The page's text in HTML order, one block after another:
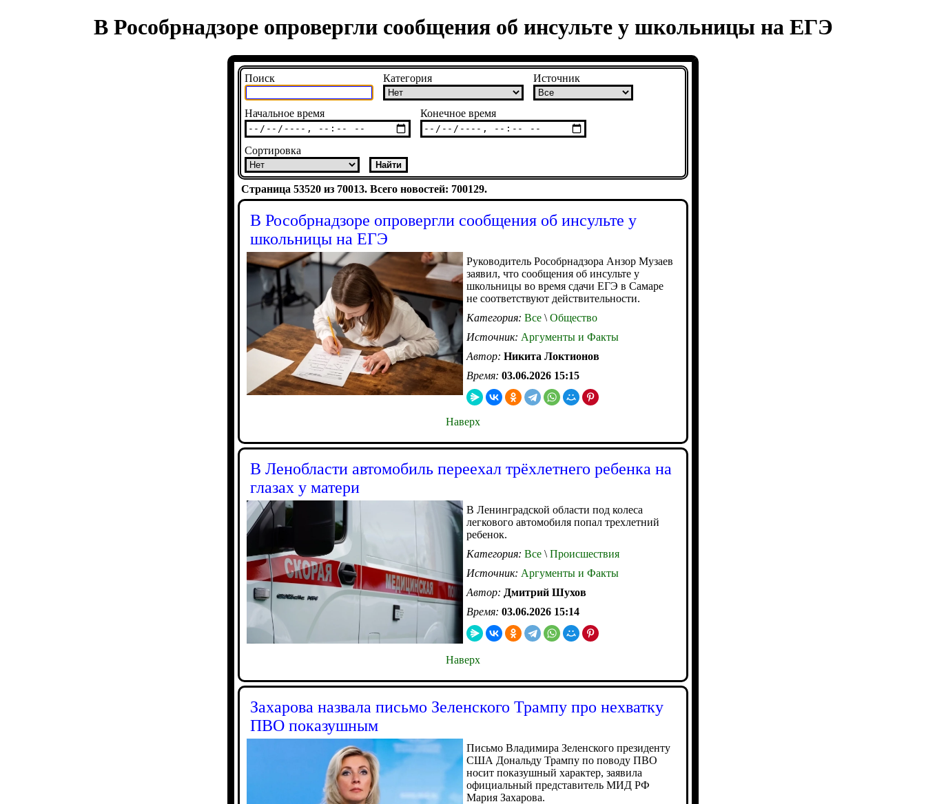
В Рособрнадзоре опровергли сообщения об инсульте у школьницы на ЕГЭ
Поиск Категория Источник
Начальное время Конечное время
Сортировка
Страница 53520 из 70013. Всего новостей: 700129.
В Рособрнадзоре опровергли сообщения об инсульте у
школьницы на ЕГЭ
Руководитель Рособрнадзора Анзор Музаев
заявил, что сообщения об инсульте у
школьницы во время сдачи ЕГЭ в Самаре
не соответствуют действительности.
Категория: Все \ Общество
Источник: Аргументы и Факты
Автор: Никита Локтионов
Время: 03.06.2026 15:15
Наверх
В Ленобласти автомобиль переехал трёхлетнего ребенка на
глазах у матери
В Ленинградской области под колеса
легкового автомобиля попал трехлетний
ребенок.
Категория: Все \ Происшествия
Источник: Аргументы и Факты
Автор: Дмитрий Шухов
Время: 03.06.2026 15:14
Наверх
Захарова назвала письмо Зеленского Трампу про нехватку
ПВО показушным
Письмо Владимира Зеленского президенту
США Дональду Трампу по поводу ПВО
носит показушный характер, заявила
официальный представитель МИД РФ
Мария Захарова.